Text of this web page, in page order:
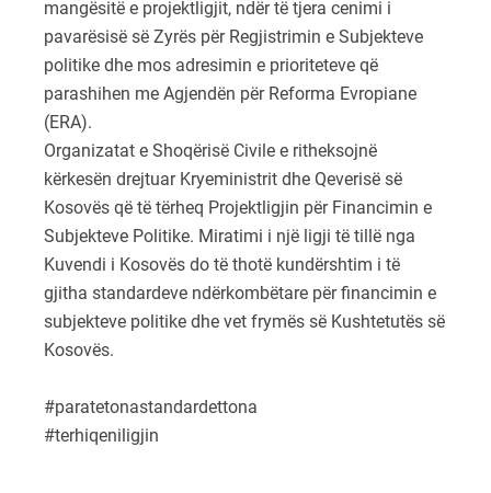
mangësitë e projektligjit, ndër të tjera cenimi i
pavarësisë së Zyrës për Regjistrimin e Subjekteve
politike dhe mos adresimin e prioriteteve që
parashihen me Agjendën për Reforma Evropiane
(ERA).
Organizatat e Shoqërisë Civile e ritheksojnë
kërkesën drejtuar Kryeministrit dhe Qeverisë së
Kosovës që të tërheq Projektligjin për Financimin e
Subjekteve Politike. Miratimi i një ligji të tillë nga
Kuvendi i Kosovës do të thotë kundërshtim i të
gjitha standardeve ndërkombëtare për financimin e
subjekteve politike dhe vet frymës së Kushtetutës së
Kosovës.
#paratetonastandardettona
#terhiqeniligjin